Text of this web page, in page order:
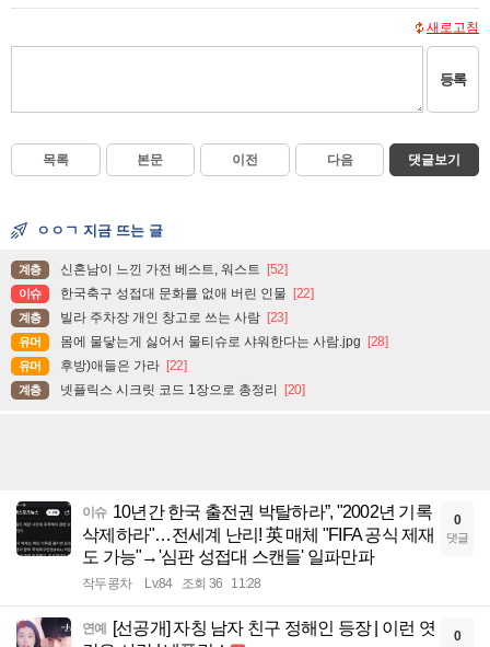
새로고침
등록
목록 본문 이전 다음 댓글보기
ㅇㅇㄱ 지금 뜨는 글
계층 신혼남이 느낀 가전 베스트, 워스트 [52]
이슈 한국축구 성접대 문화를 없애 버린 인물 [22]
계층 빌라 주차장 개인 창고로 쓰는 사람 [23]
유머 몸에 물닿는게 싫어서 물티슈로 샤워한다는 사람.jpg [28]
유머 후방)애들은 가라 [22]
계층 넷플릭스 시크릿 코드 1장으로 총정리 [20]
이슈 10년간 한국 출전권 박탈하라”, "2002년 기록
삭제하라"…전세계 난리! 英 매체 "FIFA 공식 제재
도 가능"→'심판 성접대 스캔들' 일파만파
작두콩차 Lv.84 조회 36 11:28
0
댓글
연예
[선공개] 자칭 남자 친구 정해인 등장 | 이런 엿
0